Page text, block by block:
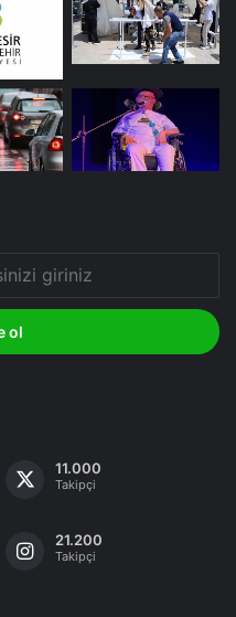
11.000
Takipçi
21.200
Takipçi